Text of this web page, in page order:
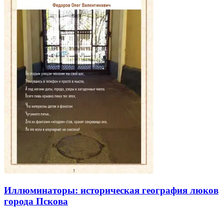
Иллюминаторы: историческая география люков
города Пскова